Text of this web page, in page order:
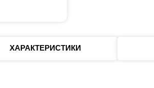
ХАРАКТЕРИСТИКИ